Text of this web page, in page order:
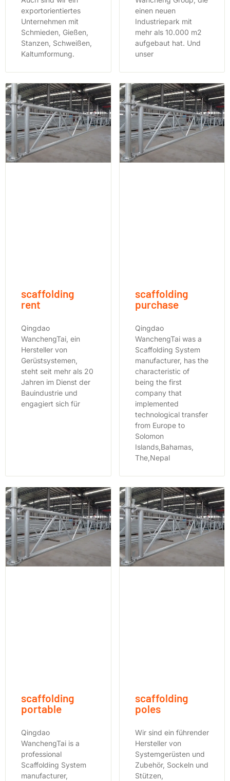
exportorientiertes
Unternehmen mit
Schmieden, Gießen,
Stanzen, Schweißen,
Kaltumformung.
einen neuen
Industriepark mit
mehr als 10.000 m2
aufgebaut hat. Und
unser
scaffolding
rent
Qingdao
WanchengTai, ein
Hersteller von
Gerüstsystemen,
steht seit mehr als 20
Jahren im Dienst der
Bauindustrie und
engagiert sich für
scaffolding
purchase
Qingdao
WanchengTai was a
Scaffolding System
manufacturer, has the
characteristic of
being the first
company that
implemented
technological transfer
from Europe to
Solomon
Islands,Bahamas,
The,Nepal
scaffolding
portable
Qingdao
WanchengTai is a
professional
Scaffolding System
manufacturer,
scaffolding
poles
Wir sind ein führender
Hersteller von
Systemgerüsten und
Zubehör, Sockeln und
Stützen,